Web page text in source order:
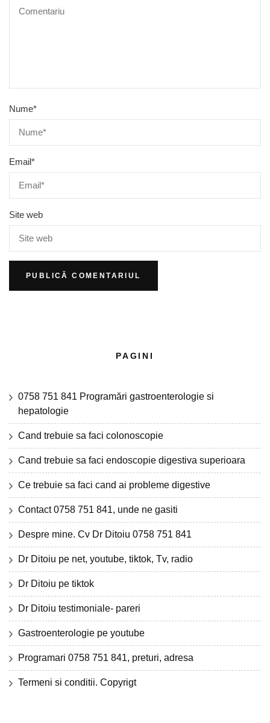
Nume*
Email*
Site web
PAGINI
0758 751 841 Programări gastroenterologie si
hepatologie
Cand trebuie sa faci colonoscopie
Cand trebuie sa faci endoscopie digestiva superioara
Ce trebuie sa faci cand ai probleme digestive
Contact 0758 751 841, unde ne gasiti
Despre mine. Cv Dr Ditoiu 0758 751 841
Dr Ditoiu pe net, youtube, tiktok, Tv, radio
Dr Ditoiu pe tiktok
Dr Ditoiu testimoniale- pareri
Gastroenterologie pe youtube
Programari 0758 751 841, preturi, adresa
Termeni si conditii. Copyrigt